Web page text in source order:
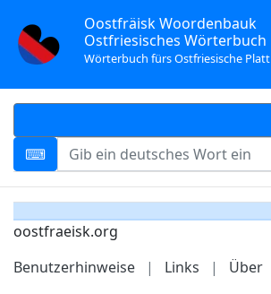
Oostfräisk Woordenbauk
Ostfriesisches Wörterbuch
Wörterbuch fürs Ostfriesische Platt
oostfraeisk.org
Benutzerhinweise
| Links | Über